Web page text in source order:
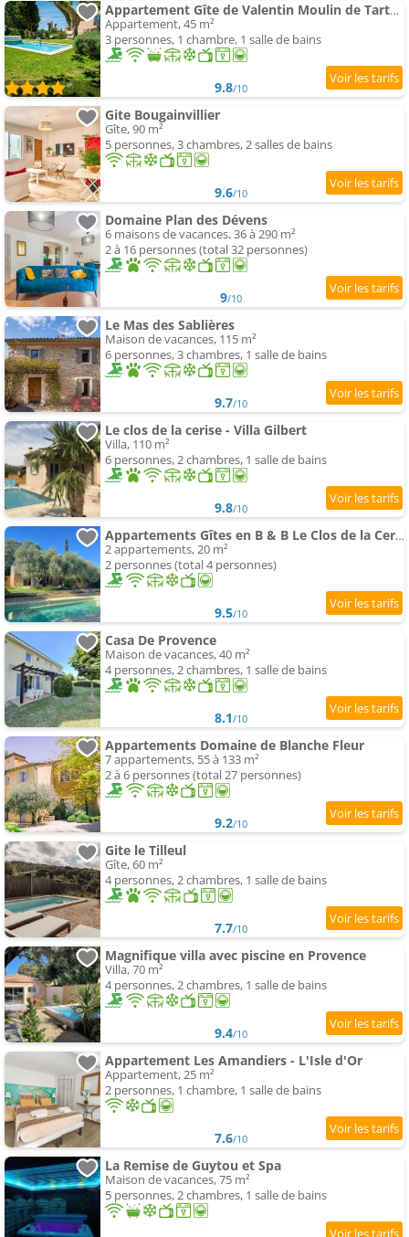
Appartement Gîte de Valentin Moulin de Tartay en Avignon
Appartement, 45 m²
3 personnes, 1 chambre, 1 salle de bains
9.8/10
Gite Bougainvillier
Gîte, 90 m²
5 personnes, 3 chambres, 2 salles de bains
9.6/10
Domaine Plan des Dévens
6 maisons de vacances, 36 à 290 m²
2 à 16 personnes (total 32 personnes)
9/10
Le Mas des Sablières
Maison de vacances, 115 m²
6 personnes, 3 chambres, 1 salle de bains
9.7/10
Le clos de la cerise - Villa Gilbert
Villa, 110 m²
6 personnes, 2 chambres, 1 salle de bains
9.8/10
Appartements Gîtes en B & B Le Clos de la Cerise
2 appartements, 20 m²
2 personnes (total 4 personnes)
9.5/10
Casa De Provence
Maison de vacances, 40 m²
4 personnes, 2 chambres, 1 salle de bains
8.1/10
Appartements Domaine de Blanche Fleur
7 appartements, 55 à 133 m²
2 à 6 personnes (total 27 personnes)
9.2/10
Gite le Tilleul
Gîte, 60 m²
4 personnes, 2 chambres, 1 salle de bains
7.7/10
Magnifique villa avec piscine en Provence
Villa, 70 m²
4 personnes, 2 chambres, 1 salle de bains
9.4/10
Appartement Les Amandiers - L'Isle d'Or
Appartement, 25 m²
2 personnes, 1 chambre, 1 salle de bains
7.6/10
La Remise de Guytou et Spa
Maison de vacances, 75 m²
5 personnes, 2 chambres, 1 salle de bains